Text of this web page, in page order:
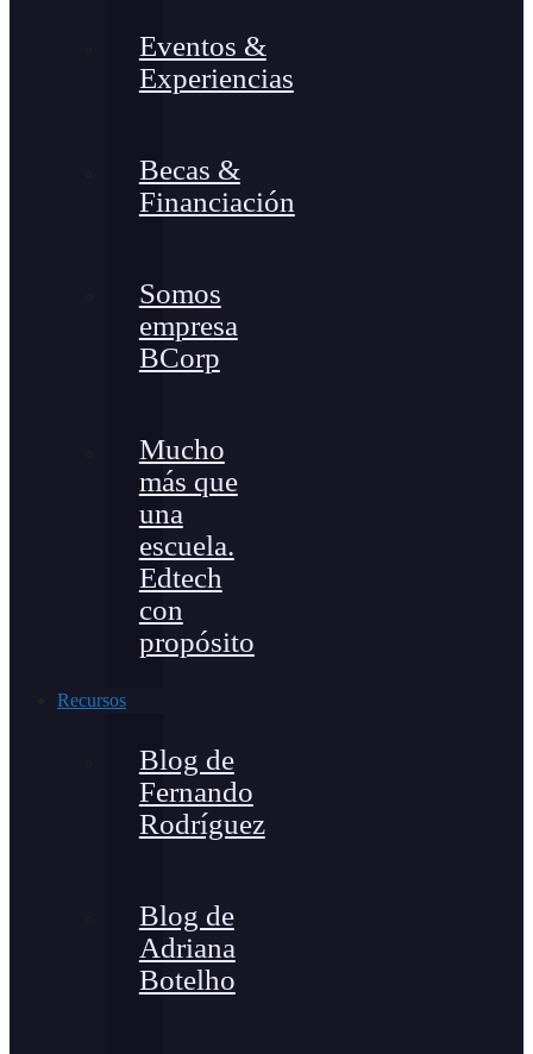
Eventos &
Experiencias
Becas &
Financiación
Somos
empresa
BCorp
Mucho
más que
una
escuela.
Edtech
con
propósito
Recursos
Blog de
Fernando
Rodríguez
Blog de
Adriana
Botelho